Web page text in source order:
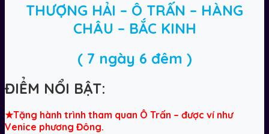
THƯỢNG HẢI – Ô TRẤN – HÀNG
CHÂU – BẮC KINH
( 7 ngày 6 đêm )
ĐIỂM NỔI BẬT:
★Tặng hành trình tham quan Ô Trấn – được ví như
Venice phương Đông.